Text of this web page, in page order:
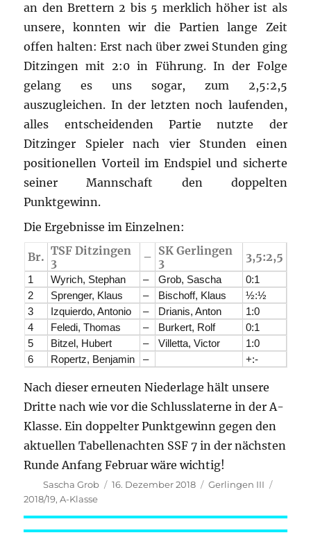
an den Brettern 2 bis 5 merklich höher ist als
unsere, konnten wir die Partien lange Zeit
offen halten: Erst nach über zwei Stunden ging
Ditzingen mit 2:0 in Führung. In der Folge
gelang es uns sogar, zum 2,5:2,5
auszugleichen. In der letzten noch laufenden,
alles entscheidenden Partie nutzte der
Ditzinger Spieler nach vier Stunden einen
positionellen Vorteil im Endspiel und sicherte
seiner Mannschaft den doppelten
Punktgewinn.
Die Ergebnisse im Einzelnen:
Br. TSF Ditzingen
3
– SK Gerlingen
3
3,5:2,5
1 Wyrich, Stephan – Grob, Sascha
0:1
2
Sprenger, Klaus – Bischoff, Klaus
½:½
3
Izquierdo, Antonio – Drianis, Anton
1:0
4
Feledi, Thomas – Burkert, Rolf
0:1
5
Bitzel, Hubert – Villetta, Victor
1:0
6
Ropertz, Benjamin – +:-
Nach dieser erneuten Niederlage hält unsere
Dritte nach wie vor die Schlusslaterne in der A-
Klasse. Ein doppelter Punktgewinn gegen den
aktuellen Tabellenachten SSF 7 in der nächsten
Runde Anfang Februar wäre wichtig!
Autor
Sascha Grob
Veröffentlicht
16. Dezember 2018 Kategorien
Gerlingen III
2018/19,A-Klasse